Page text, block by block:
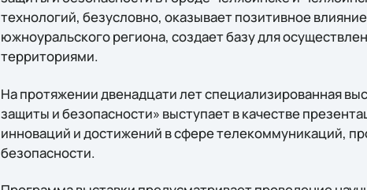
технологий, безусловно, оказывает позитивное
южноуральского региона, создает базу для
территориями.
На протяжении двенадцати лет специализированная
защиты и безопасности» выступает в качестве
инноваций и достижений в сфере телекоммуникаций,
безопасности.